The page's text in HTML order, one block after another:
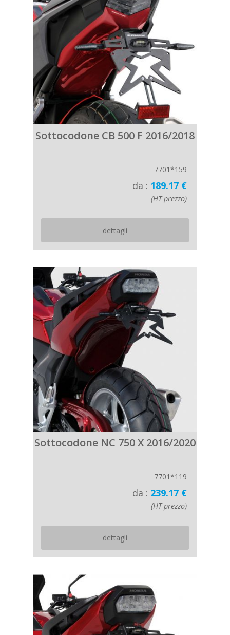
Sottocodone CB 500 F 2016/2018
7701*159
da : 189.17 €
(HT prezzo)
dettagli
Sottocodone NC 750 X 2016/2020
7701*119
da : 239.17 €
(HT prezzo)
dettagli